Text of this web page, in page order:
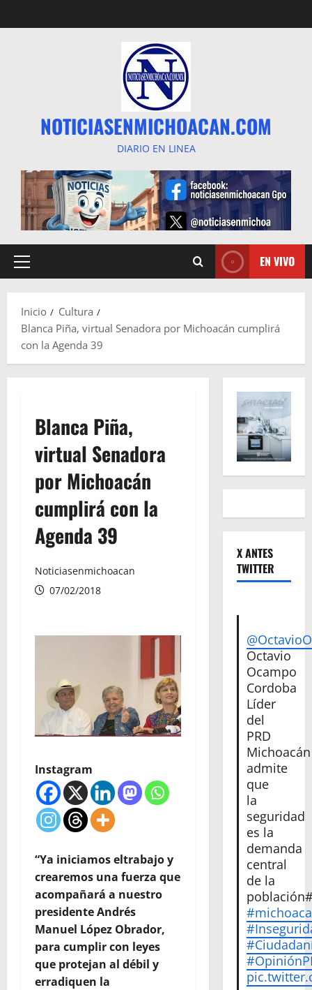
al
NOTICIASENMICHOACAN.COM
DIARIO EN LINEA
Menú
EN VIVO
Inicio
Cultura
Blanca Piña, virtual Senadora por Michoacán cumplirá
con la Agenda 39
Blanca Piña,
virtual Senadora
por Michoacán
cumplirá con la
Agenda 39
Noticiasenmichoacan
07/02/2018
Instagram
“Ya iniciamos eltrabajo y
crearemos una fuerza que
acompañará a nuestro
presidente Andrés
Manuel López Obrador,
para cumplir con leyes
que protejan al débil y
erradiquen la
X ANTES
TWITTER
Octavio
Ocampo
Cordoba
Líder
del
PRD
Michoacán
admite
que
la
seguridad
es la
demanda
central
de la